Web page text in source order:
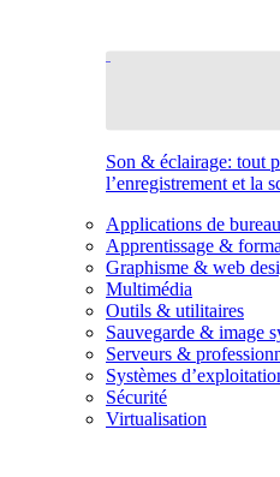
Son & éclairage: tout
l’enregistrement et la
Applications de bureau
Apprentissage &
Graphisme & web
Multimédia
Outils & utilitaires
Sauvegarde & image
Serveurs &
Systèmes
Sécurité
Virtualisation